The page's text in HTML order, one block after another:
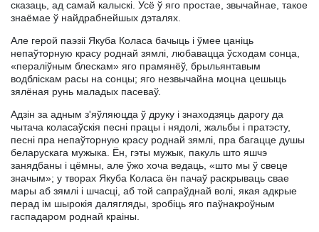
сказаць, ад самай калыскі. Усё ў яго простае, звычайнае, такое
знаёмае ў найдрабнейшых дэталях.
Але герой паэзіі Якуба Коласа бачыць і ўмее цаніць
непаўторную красу роднай зямлі, любавацца ўсходам сонца,
«пераліўным блескам» яго прамянёў, брыльянтавым
водбліскам расы на сонцы; яго незвычайна моцна цешыць
зялёная рунь маладых пасеваў.
Адзін за адным з'яўляюцда ў друку і знаходзяць дарогу да
чытача коласаўскія песні працы і нядолі, жальбы і пратэсту,
песні пра непаўторную красу роднай зямлі, пра багацце душы
беларускага мужыка. Ён, гэты мужык, пакуль што яшчэ
занядбаны і цёмны, але ўжо хоча ведаць, «што мы ў свеце
значым»; у творах Якуба Коласа ён пачаў раскрываць свае
мары аб зямлі і шчасці, аб той сапраўднай волі, якая адкрые
перад ім шырокія далягляды, зробіць яго паўнакроўным
гаспадаром роднай краіны.